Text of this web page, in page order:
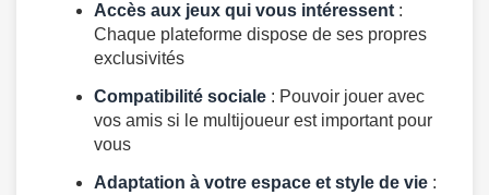
Accès aux jeux qui vous intéressent :
Chaque plateforme dispose de ses propres
exclusivités
Compatibilité sociale : Pouvoir jouer avec
vos amis si le multijoueur est important pour
vous
Adaptation à votre espace et style de vie :